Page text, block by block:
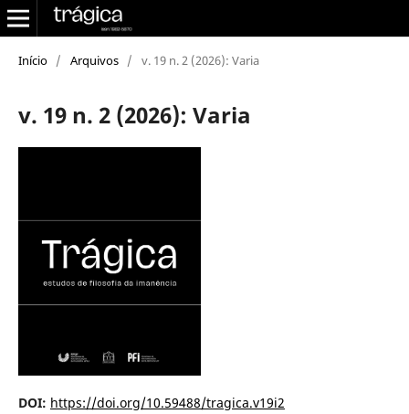
Início / Arquivos / v. 19 n. 2 (2026): Varia
v. 19 n. 2 (2026): Varia
DOI: https://doi.org/10.59488/tragica.v19i2